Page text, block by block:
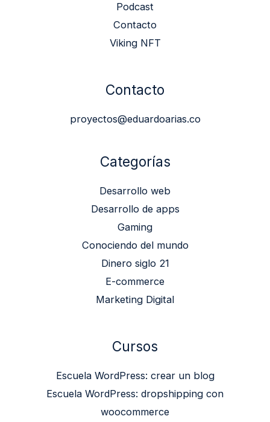
Podcast
Contacto
Viking NFT
Contacto
proyectos@eduardoarias.co
Categorías
Desarrollo web
Desarrollo de apps
Gaming
Conociendo del mundo
Dinero siglo 21
E-commerce
Marketing Digital
Cursos
Escuela WordPress: crear un blog
Escuela WordPress: dropshipping con
woocommerce